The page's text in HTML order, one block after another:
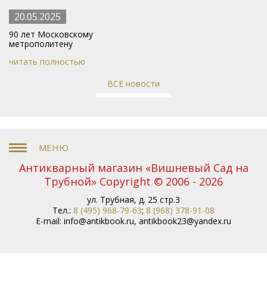
20.05.2025
90 лет Московскому
метрополитену
читать полностью
ВСЕ новости
Антикварный магазин «Вишневый Сад на
Трубной» Copyright © 2006 - 2026
ул. Трубная, д. 25 стр.3
Тел.: 8 (495) 968-79-63; 8 (968) 378-91-08
E-mail: info@antikbook.ru, antikbook23@yandex.ru